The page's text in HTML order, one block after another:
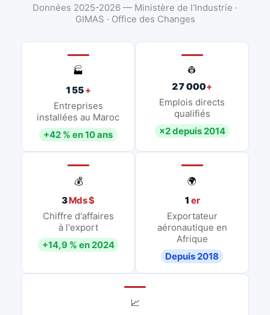
Données 2025-2026 — Ministère de l'Industrie ·
GIMAS · Office des Changes
🏭
155+
Entreprises
installées au Maroc
+42 % en 10 ans
👷
27 000+
Emplois directs
qualifiés
×2 depuis 2014
💰
3Mds $
Chiffre d'affaires
à l'export
+14,9 % en 2024
🌍
1 er
Exportateur
aéronautique en
Afrique
Depuis 2018
📈